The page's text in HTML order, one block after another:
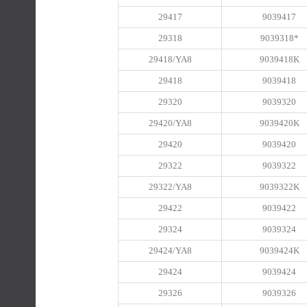
29417 9039417
29318 9039318*
29418/YA8 9039418K
29418 9039418
29320 9039320
29420/YA8 9039420K
29420 9039420
29322 9039322
29322/YA8 9039322K
29422 9039422
29324 9039324
29424/YA8 9039424K
29424 9039424
29326 9039326